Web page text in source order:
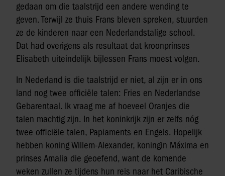
gedaan om die taalstrijd een andere wending te
geven. Terwijl ze thuis Frans bleven spreken, stuurden
ze de kinderen naar een Nederlandstalige school.
Dat had overigens als resultaat dat kroonprinses
Elisabeth uiteindelijk bijlessen Frans moest volgen.
In Nederland is die taalstrijd er niet, al zijn er in ons
land nog twee officiële talen: Fries en Nederlandse
Gebarentaal. Ik vraag me af hoeveel Oranjes die
talen machtig zijn. In het koninkrijk zijn er zelfs nóg
twee officiële talen, Papiaments en Engels. Hopelijk
hebben koning Willem-Alexander, koningin Máxima en
prinses Amalia die geoefend, want de komende
weken zullen ze tijdens hun reis naar het Caribische